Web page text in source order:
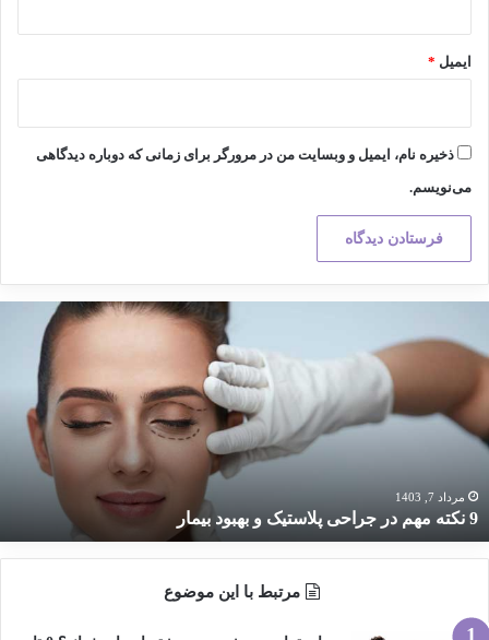
ایمیل *
ذخیره نام، ایمیل و وبسایت من در مرورگر برای زمانی که دوباره دیدگاهی
می‌نویسم.
مهم
جراحی
پلاستیک
و
بیمارمرداد 7, 1403
9 نکته مهم در جراحی پلاستیک و بهبود بیمار
مرتبط با این موضوع